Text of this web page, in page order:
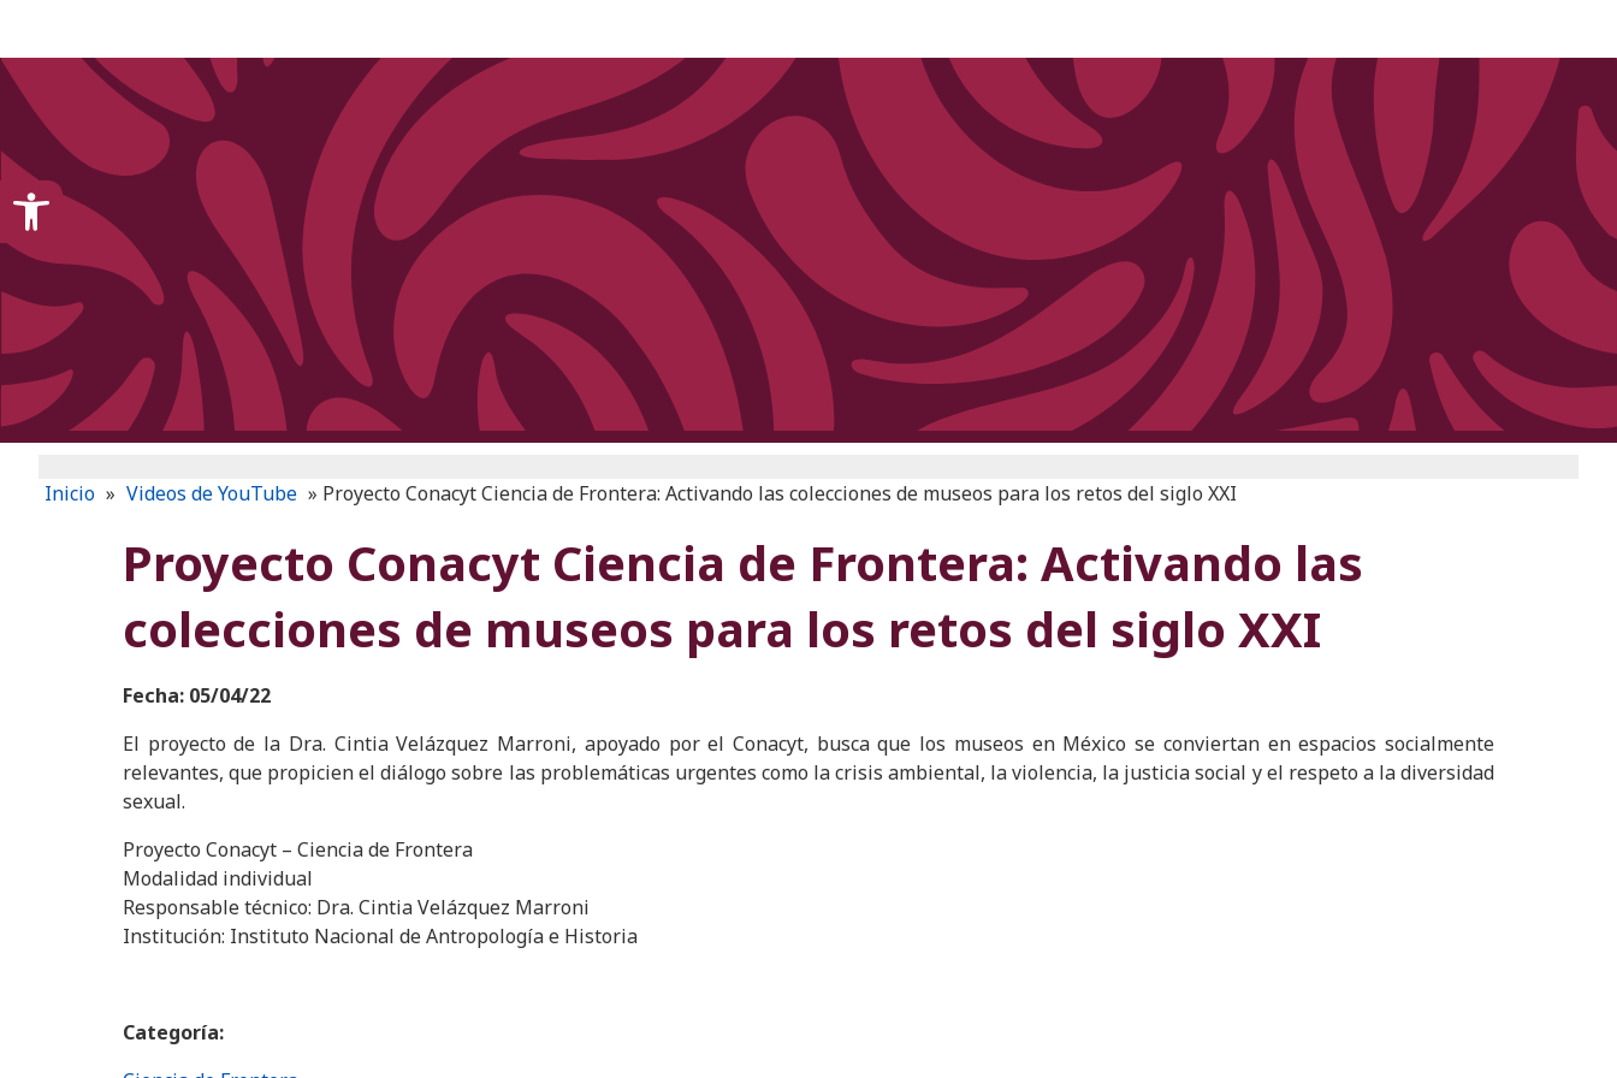
Inicio » Videos de YouTube » Proyecto Conacyt Ciencia de Frontera: Activando las colecciones de museos para los retos del siglo XXI
Proyecto Conacyt Ciencia de Frontera: Activando las
colecciones de museos para los retos del siglo XXI
Fecha: 05/04/22
El proyecto de la Dra. Cintia Velázquez Marroni, apoyado por el Conacyt, busca que los museos en México se conviertan en espacios socialmente
relevantes, que propicien el diálogo sobre las problemáticas urgentes como la crisis ambiental, la violencia, la justicia social y el respeto a la diversidad
sexual.
Proyecto Conacyt – Ciencia de Frontera
Modalidad individual
Responsable técnico: Dra. Cintia Velázquez Marroni
Institución: Instituto Nacional de Antropología e Historia
Categoría:
Open toolbar